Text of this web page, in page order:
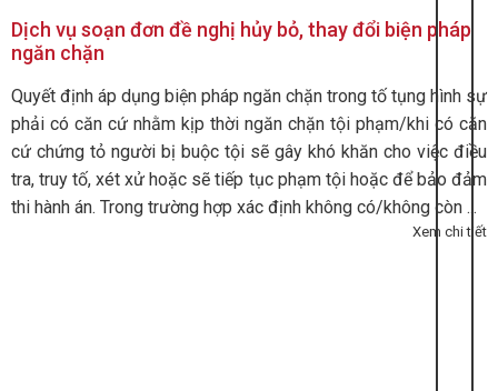
Dịch vụ soạn đơn đề nghị hủy bỏ, thay đổi biện pháp
ngăn chặn
Quyết định áp dụng biện pháp ngăn chặn trong tố tụng hình sự
phải có căn cứ nhằm kịp thời ngăn chặn tội phạm/khi có căn
cứ chứng tỏ người bị buộc tội sẽ gây khó khăn cho việc điều
tra, truy tố, xét xử hoặc sẽ tiếp tục phạm tội hoặc để bảo đảm
thi hành án. Trong trường hợp xác định không có/không còn ...
Xem chi tiết